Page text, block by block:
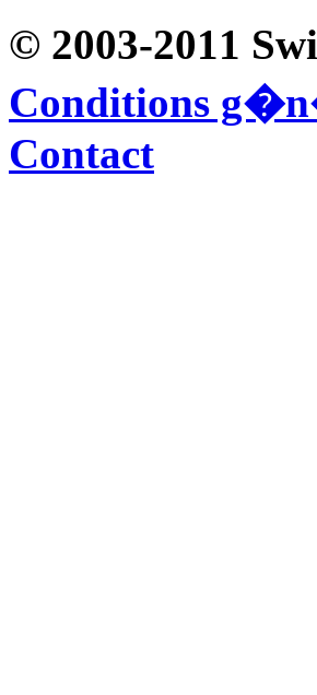
© 2003-2011
Conditions
Contact